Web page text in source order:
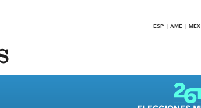
ESP AME MEX